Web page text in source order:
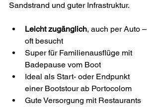
Sandstrand und guter Infrastruktur.
Leicht zugänglich, auch per Auto –
oft besucht
Super für Familienausflüge mit
Badepause vom Boot
Ideal als Start- oder Endpunkt
einer Bootstour ab Portocolom
Gute Versorgung mit Restaurants